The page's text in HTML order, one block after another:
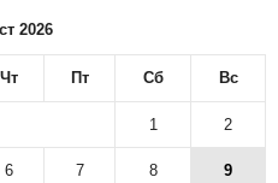
2026
Чт Пт Сб Вс
1 2
6 7 8 9